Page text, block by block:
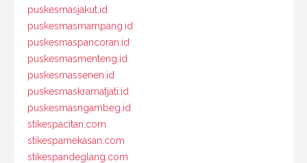
puskesmasjakut.id
puskesmasmampang.id
puskesmaspancoran.id
puskesmasmenteng.id
puskesmassenen.id
puskesmaskramatjati.id
puskesmasngambeg.id
stikespacitan.com
stikespamekasan.com
stikespandeglang.com